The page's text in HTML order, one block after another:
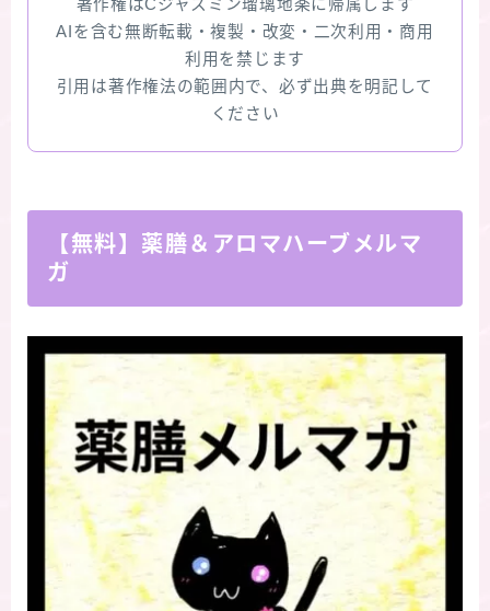
著作権はCジャスミン瑠璃地楽に帰属します
AIを含む無断転載・複製・改変・二次利用・商用
利用を禁じます
引用は著作権法の範囲内で、必ず出典を明記して
ください
【無料】薬膳＆アロマハーブメルマ
ガ